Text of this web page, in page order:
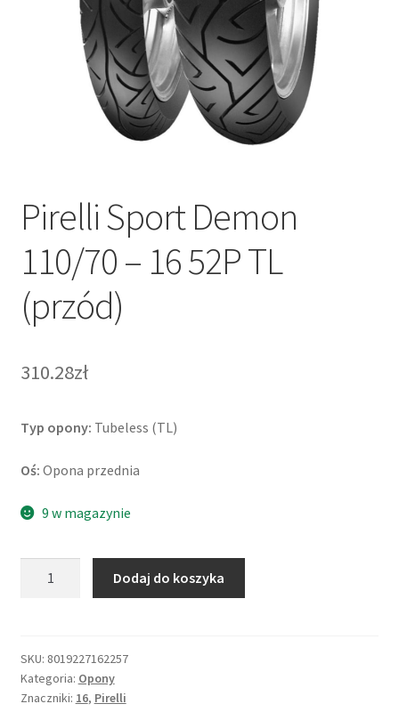
Pirelli Sport Demon
110/70 – 16 52P TL
(przód)
310.28zł
Typ opony: Tubeless (TL)
Oś: Opona przednia
9 w magazynie
110/70
-
16
Dodaj do koszyka
SKU: 8019227162257
Kategoria: Opony
Znaczniki: 16, Pirelli